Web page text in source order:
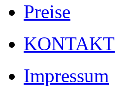
Preise
KONTAKT
Impressum